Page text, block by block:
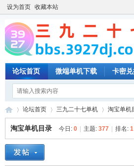
设为首页 收藏本站
论坛首页 微端单机下载 卡密
»
论坛首页 三九二十七单机 淘宝单机
淘宝单机目录 今日: 0 主题: 377 排名: 1